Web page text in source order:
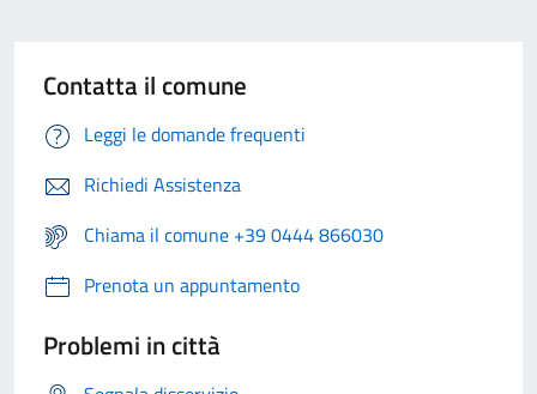
Contatta il comune
Leggi le domande frequenti
Richiedi Assistenza
Chiama il comune +39 0444 866030
Prenota un appuntamento
Problemi in città